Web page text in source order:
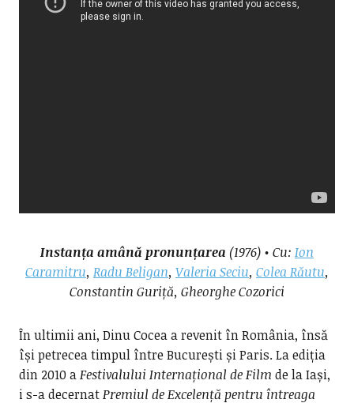
Instanța amână pronunțarea (1976) • Cu: Ion
Caramitru, Radu Beligan, Valeria Seciu, Colea Răutu,
Constantin Guriță, Gheorghe Cozorici
În ultimii ani, Dinu Cocea a revenit în România, însă
își petrecea timpul între București și Paris. La ediția
din 2010 aFestivalului Internațional de Film de la Iași,
i s-a decernatPremiul de Excelență pentru întreaga